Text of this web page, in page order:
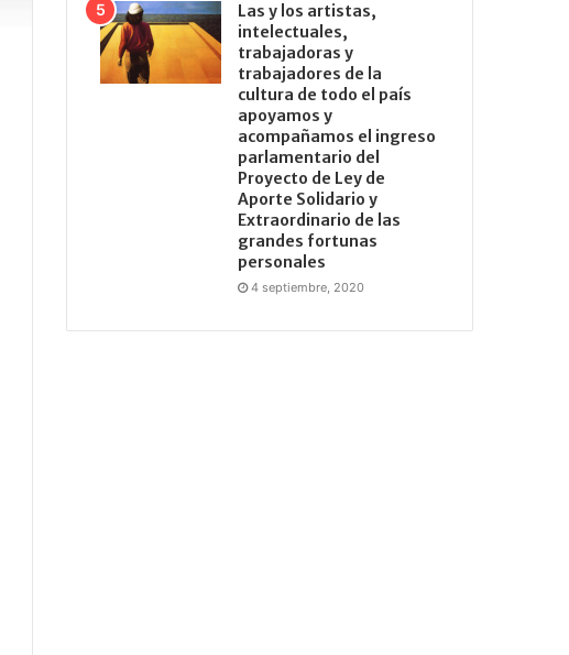
Las y los artistas,
intelectuales,
trabajadoras y
trabajadores de la
cultura de todo el país
apoyamos y
acompañamos el ingreso
parlamentario del
Proyecto de Ley de
Aporte Solidario y
Extraordinario de las
grandes fortunas
personales
4 septiembre, 2020